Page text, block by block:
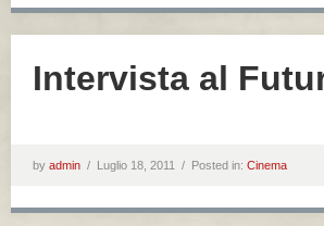
Intervista al
by admin / Luglio 18, 2011 / Posted in: Cinema